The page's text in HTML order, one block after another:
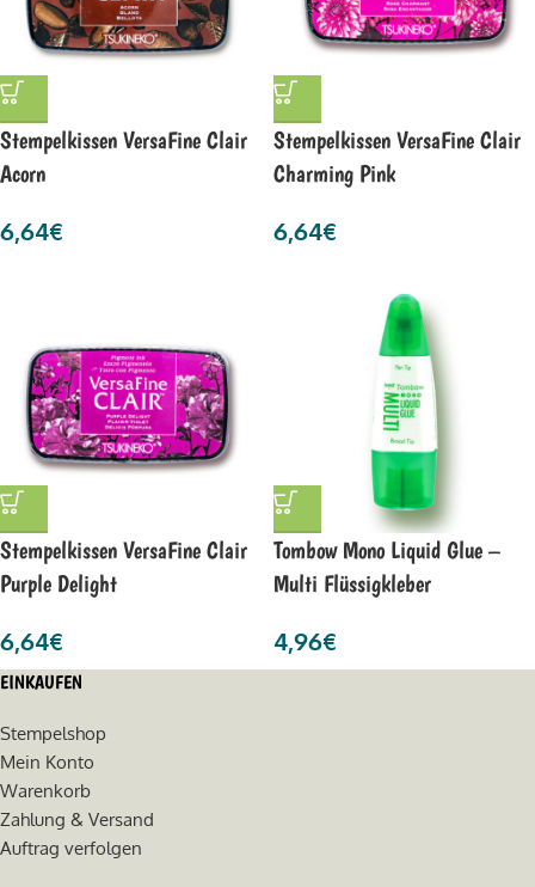
Stempelkissen VersaFine Clair
Acorn
6,64€
Stempelkissen VersaFine Clair
Charming Pink
6,64€
Stempelkissen VersaFine Clair
Purple Delight
6,64€
Tombow Mono Liquid Glue –
Multi Flüssigkleber
4,96€
EINKAUFEN
Stempelshop
Mein Konto
Warenkorb
Zahlung & Versand
Auftrag verfolgen